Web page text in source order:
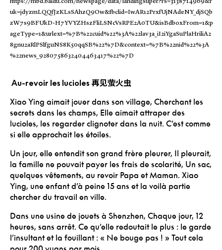
uk=jdyzmLQQfJzKLsSAhzQ9Ow&fbclid=IwAR12PrxfUjNAdeNY_djSQb
zW7s9BFUkD-H7YVYZHszFliLSNcVsRPE2A0TU&isBdboxFrom=1&p
ageType=1&urlext=%7B%22cuid%22%3A%22lav3a_iI2iYgaSuPlaHriliA2
8gnu2aRlPSlfguNS8K50qqSB%22%7D&context=%7B%22nid%22%3A
%22news_9280758632404463417%22%7D
Au-revoir les lucioles 再见萤火虫
Xiao Ying aimait jouer dans son village, Cherchant les
secrets dans les champs, Elle aimait attraper des
lucioles, les regarder clignoter dans la nuit. C’est comme
si elle approchait les étoiles.
Un jour, elle entendit son grand frère pleurer, Il pleurait,
la famille ne pouvait payer les frais de scolarité, Un sac,
quelques vêtements, au revoir Papa et Maman. Xiao
Ying, une enfant d’à peine 15 ans et la voilà partie
chercher du travail en ville.
Dans une usine de jouets à Shenzhen, Chaque jour, 12
heures, sans arrêt. Ce qu’elle redoutait le plus : le garde
l’insultant et la fouillant : « Ne bouge pas ! » Tout cela